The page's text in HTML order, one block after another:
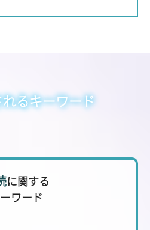
るキーワード
に関する
ワード